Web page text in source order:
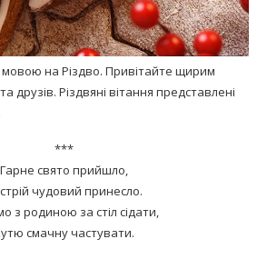
мовою на Різдво. Привітайте щирим
друзів. Різдвяні вітання представлені
***
Гарне свято прийшло,
чудовий принесло.
з родиною за стіл сідати,
смачну частувати.